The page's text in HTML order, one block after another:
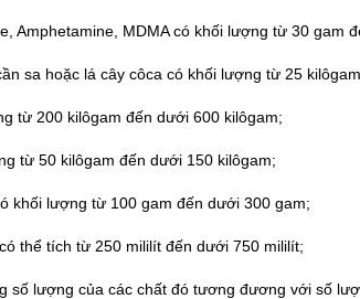
Amphetamine, MDMA có khối lượng từ 30 gam
sa hoặc lá cây côca có khối lượng từ 25
từ 200 kilôgam đến dưới 600 kilôgam;
từ 50 kilôgam đến dưới 150 kilôgam;
khối lượng từ 100 gam đến dưới 300 gam;
thể tích từ 250 mililít đến dưới 750 mililít;
số lượng của các chất đó tương đương với số